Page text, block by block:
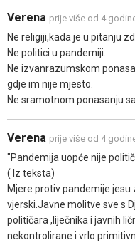
Verena prije više od 4
Ne religiji,kada je u pitanju
Ne politici u pandemiji.
Ne izvanrazumskom
gdje im nije mjesto.
Ne sramotnom ponasanju
Verena prije više od 4
"Pandemija uopće nije
( Iz teksta)
Mjere protiv pandemije
vjerski.Javne molitve sve s
političara ,liječnika i javnih
nekontrolirane i vrlo